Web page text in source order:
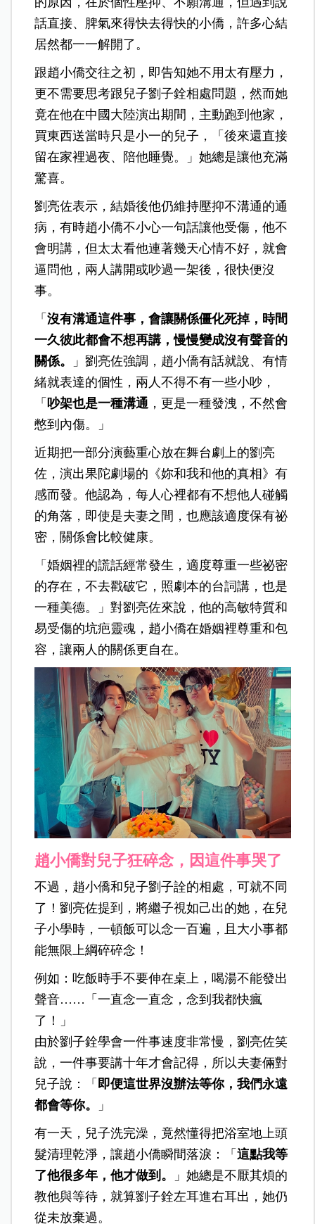
話直接、脾氣來得快去得快的小僑，許多心結
居然都一一解開了。
跟趙小僑交往之初，即告知她不用太有壓力，
更不需要思考跟兒子劉子銓相處問題，然而她
竟在他在中國大陸演出期間，主動跑到他家，
買東西送當時只是小一的兒子，「後來還直接
留在家裡過夜、陪他睡覺。」她總是讓他充滿
驚喜。
劉亮佐表示，結婚後他仍維持壓抑不溝通的通
病，有時趙小僑不小心一句話讓他受傷，他不
會明講，但太太看他連著幾天心情不好，就會
逼問他，兩人講開或吵過一架後，很快便沒
事。
「沒有溝通這件事，會讓關係僵化死掉，時間
一久彼此都會不想再講，慢慢變成沒有聲音的
關係。
」劉亮佐強調，趙小僑有話就說、有情
緒就表達的個性，兩人不得不有一些小吵，
「吵架也是一種溝通 ，更是一種發洩，不然會
憋到內傷。」
近期把一部分演藝重心放在舞台劇上的劉亮
佐，演出果陀劇場的《妳和我和他的真相》有
感而發。他認為，每人心裡都有不想他人碰觸
的角落，即使是夫妻之間，也應該適度保有祕
密，關係會比較健康。
「婚姻裡的謊話經常發生，適度尊重一些祕密
的存在，不去戳破它，照劇本的台詞講，也是
一種美德。」對劉亮佐來說，他的高敏特質和
易受傷的坑疤靈魂，趙小僑在婚姻裡尊重和包
容，讓兩人的關係更自在。
趙小僑對兒子狂碎念，因這件事哭了
不過，趙小僑和兒子劉子詮的相處，可就不同
了！劉亮佐提到，將繼子視如己出的她，在兒
子小學時，一頓飯可以念一百遍，且大小事都
能無限上綱碎碎念！
例如：吃飯時手不要伸在桌上，喝湯不能發出
聲音……「一直念一直念，念到我都快瘋
了！」
由於劉子銓學會一件事速度非常慢，劉亮佐笑
說，一件事要講十年才會記得，所以夫妻倆對
兒子說：「 即便這世界沒辦法等你，我們永遠
都會等你。
」
有一天，兒子洗完澡，竟然懂得把浴室地上頭
髮清理乾淨，讓趙小僑瞬間落淚：「這點我等
了他很多年，他才做到。
」她總是不厭其煩的
教他與等待，就算劉子銓左耳進右耳出，她仍
從未放棄過。